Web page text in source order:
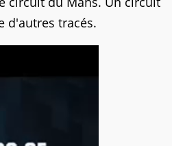
d'autres tracés.